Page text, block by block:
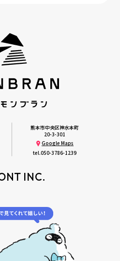
熊本市中央区神水本町
20-3-301
Google Maps
tel.050-3786-1239
INC.